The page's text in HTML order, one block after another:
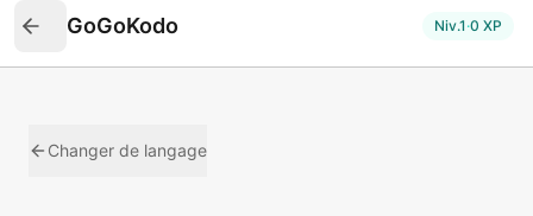
GoGoKodo Niv.1·0 XP
Changer de langage